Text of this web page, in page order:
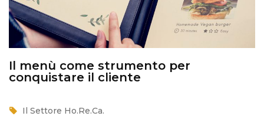
Il menù come strumento per
conquistare il cliente
Il Settore Ho.Re.Ca.